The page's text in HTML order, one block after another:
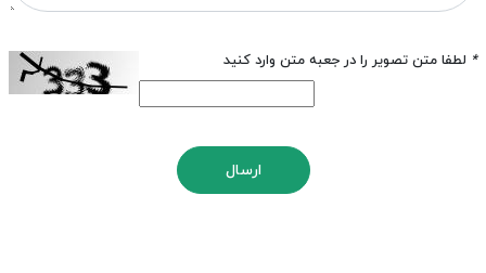
* لطفا متن تصویر را در جعبه متن وارد کنید
ارسال